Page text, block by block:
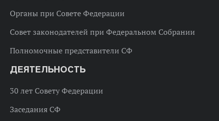
Органы при Совете Федерации
Совет законодателей при Федеральном Собрании
Полномочные представители СФ
ДЕЯТЕЛЬНОСТЬ
30 лет Совету Федерации
Заседания СФ